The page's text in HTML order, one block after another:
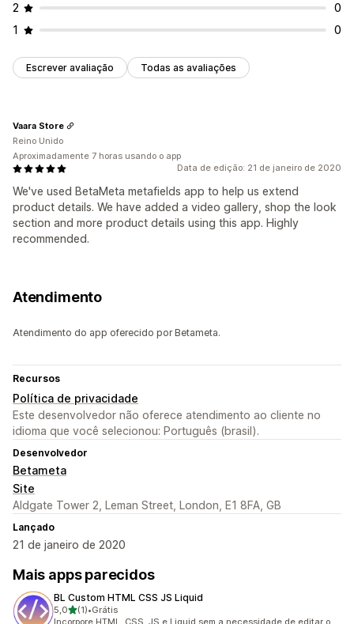
2
0
1
0
Escrever avaliação Todas as avaliações
Data de edição: 21 de janeiro de 2020
We've used BetaMeta metafields app to help us extend
product details. We have added a video gallery, shop the look
section and more product details using this app. Highly
recommended.
Vaara Store
Reino Unido
Aproximadamente 7 horas usando o app
Atendimento
Atendimento do app oferecido por Betameta.
Recursos
Política de privacidade
Este desenvolvedor não oferece atendimento ao cliente no
idioma que você selecionou: Português (brasil).
Desenvolvedor
Betameta
Site
Aldgate Tower 2, Leman Street, London, E1 8FA, GB
Lançado
21 de janeiro de 2020
Mais apps parecidos
BL Custom HTML CSS JS Liquid
5,0de 5 estrelas
(1)
1 avaliações ao todo
•Grátis